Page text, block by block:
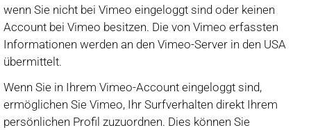
wenn Sie nicht bei Vimeo eingeloggt sind oder keinen
Account bei Vimeo besitzen. Die von Vimeo erfassten
Informationen werden an den Vimeo-Server in den USA
übermittelt.
Wenn Sie in Ihrem Vimeo-Account eingeloggt sind,
ermöglichen Sie Vimeo, Ihr Surfverhalten direkt Ihrem
persönlichen Profil zuzuordnen. Dies können Sie